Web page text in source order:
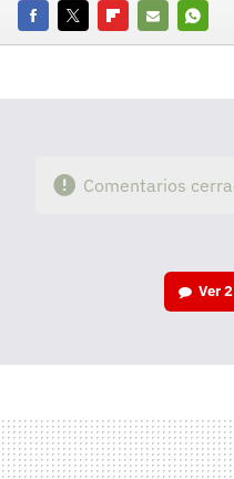
FacebookTwitterFlipboard
E-
Comentarios
Ver